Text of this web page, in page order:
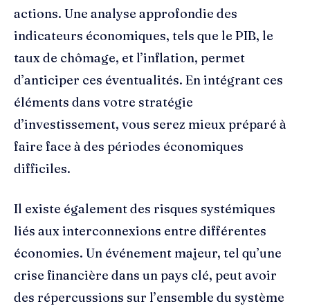
actions. Une analyse approfondie des
indicateurs économiques, tels que le PIB, le
taux de chômage, et l’inflation, permet
d’anticiper ces éventualités. En intégrant ces
éléments dans votre stratégie
d’investissement, vous serez mieux préparé à
faire face à des périodes économiques
difficiles.
Il existe également des risques systémiques
liés aux interconnexions entre différentes
économies. Un événement majeur, tel qu’une
crise financière dans un pays clé, peut avoir
des répercussions sur l’ensemble du système